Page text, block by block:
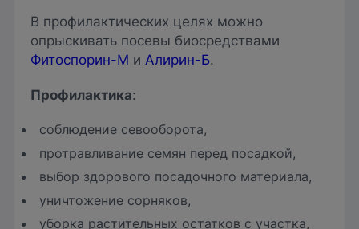
В профилактических целях можно
опрыскивать посевы биосредствами
Фитоспорин-М и Алирин-Б.
Профилактика:
соблюдение севооборота,
протравливание семян перед посадкой,
выбор здорового посадочного материала,
уничтожение сорняков,
уборка растительных остатков с участка,